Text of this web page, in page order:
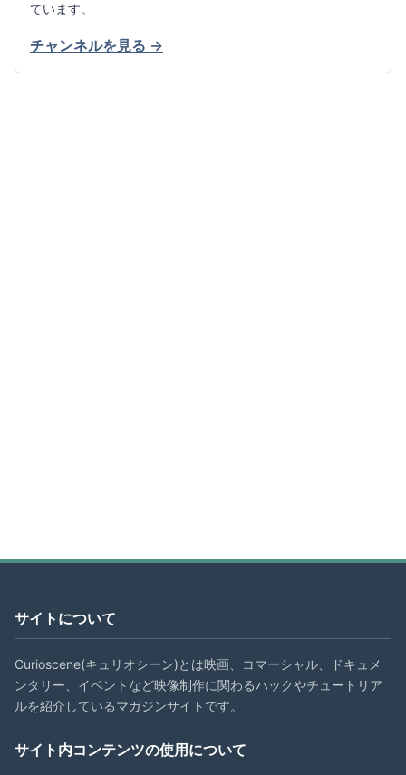
ています。
チャンネルを見る →
サイトについて
Curioscene(キュリオシーン)とは映画、コマーシャル、ドキュメ
ンタリー、イベントなど映像制作に関わるハックやチュートリア
ルを紹介しているマガジンサイトです。
サイト内コンテンツの使用について